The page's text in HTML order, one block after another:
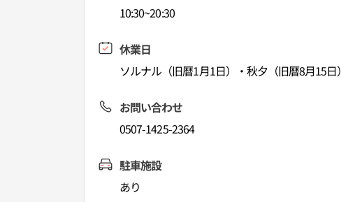
10:30~20:30
休業日
ソルナル（旧暦1月1日）・秋夕（旧暦8月15日）
お問い合わせ
0507-1425-2364
駐車施設
あり